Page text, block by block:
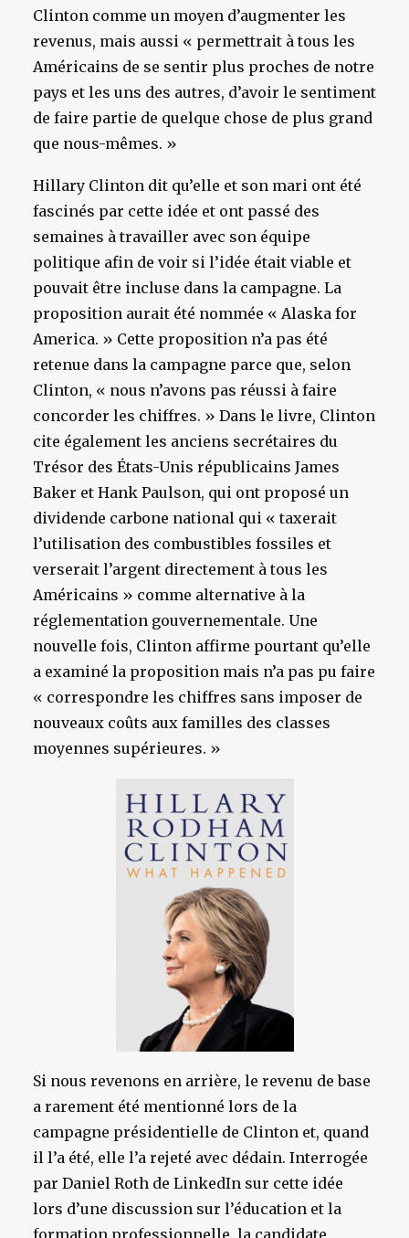
Clinton comme un moyen d’augmenter les
revenus, mais aussi « permettrait à tous les
Américains de se sentir plus proches de notre
pays et les uns des autres, d’avoir le sentiment
de faire partie de quelque chose de plus grand
que nous-mêmes. »
Hillary Clinton dit qu’elle et son mari ont été
fascinés par cette idée et ont passé des
semaines à travailler avec son équipe
politique afin de voir si l’idée était viable et
pouvait être incluse dans la campagne. La
proposition aurait été nommée « Alaska for
America. » Cette proposition n’a pas été
retenue dans la campagne parce que, selon
Clinton, « nous n’avons pas réussi à faire
concorder les chiffres. » Dans le livre, Clinton
cite également les anciens secrétaires du
Trésor des États-Unis républicains James
Baker et Hank Paulson, qui ont proposé un
dividende carbone national qui « taxerait
l’utilisation des combustibles fossiles et
verserait l’argent directement à tous les
Américains » comme alternative à la
réglementation gouvernementale. Une
nouvelle fois, Clinton affirme pourtant qu’elle
a examiné la proposition mais n’a pas pu faire
« correspondre les chiffres sans imposer de
nouveaux coûts aux familles des classes
moyennes supérieures. »
Si nous revenons en arrière, le revenu de base
a rarement été mentionné lors de la
campagne présidentielle de Clinton et, quand
il l’a été, elle l’a rejeté avec dédain. Interrogée
par Daniel Roth de LinkedIn sur cette idée
lors d’une discussion sur l’éducation et la
formation professionnelle, la candidate